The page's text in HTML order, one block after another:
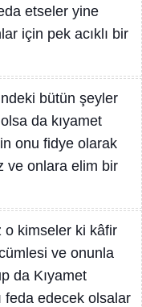
etseler yine
için pek acıklı bir
bütün şeyler
da kıyamet
onu fidye olarak
ve onlara elim bir
o kimseler ki kâfir
ve onunla
da Kıyamet
feda edecek olsalar